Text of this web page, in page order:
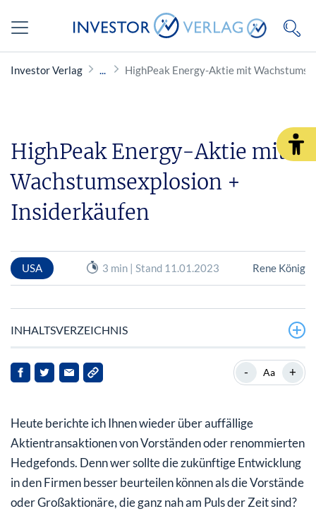
Investor Verlag HighPeak Energy-Aktie mit
HighPeak Energy-Aktie mit
Wachstumsexplosion +
Insiderkäufen
USA 3 min | Stand 11.01.2023 Rene König
INHALTSVERZEICHNIS
HighPeak Energy
Heska Corporation
- Aa +
Heute berichte ich Ihnen wieder über auffällige
Aktientransaktionen von Vorständen oder renommierten
Hedgefonds. Denn wer sollte die zukünftige Entwicklung
in den Firmen besser beurteilen können als die Vorstände
oder Großaktionäre, die ganz nah am Puls der Zeit sind?